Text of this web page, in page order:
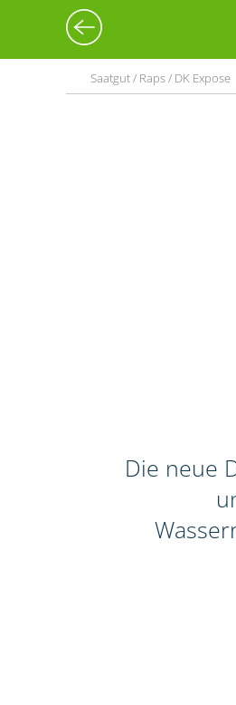
Saatgut / Raps / DK Expose
Die neue